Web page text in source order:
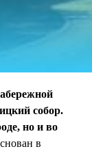
собор.
но и во
в